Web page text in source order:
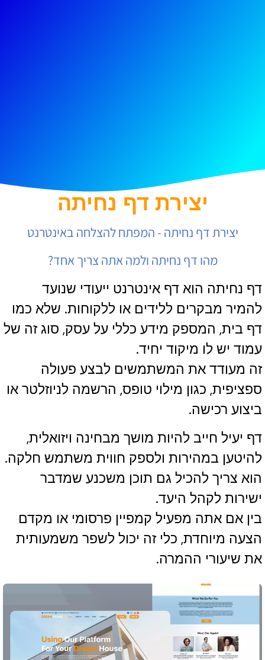
יצירת דף נחיתה
יצירת דף נחיתה - המפתח להצלחה באינטרנט
מהו דף נחיתה ולמה אתה צריך אחד?
דף נחיתה הוא דף אינטרנט ייעודי שנועד
להמיר מבקרים ללידים או ללקוחות. שלא כמו
דף בית, המספק מידע כללי על עסק, סוג זה של
עמוד יש לו מיקוד יחיד.
זה מעודד את המשתמשים לבצע פעולה
ספציפית, כגון מילוי טופס, הרשמה לניוזלטר או
ביצוע רכישה.
דף יעיל חייב להיות מושך מבחינה ויזואלית,
להיטען במהירות ולספק חווית משתמש חלקה.
הוא צריך להכיל גם תוכן משכנע שמדבר
ישירות לקהל היעד.
בין אם אתה מפעיל קמפיין פרסומי או מקדם
הצעה מיוחדת, כלי זה יכול לשפר משמעותית
את שיעורי ההמרה.